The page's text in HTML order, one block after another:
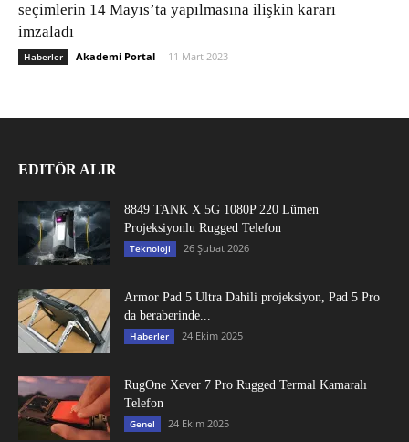
seçimlerin 14 Mayıs’ta yapılmasına ilişkin kararı
imzaladı
Haberler Akademi Portal - 11 Mart 2023
EDITÖR ALIR
8849 TANK X 5G 1080P 220 Lümen
Projeksiyonlu Rugged Telefon
Teknoloji 26 Şubat 2026
Armor Pad 5 Ultra Dahili projeksiyon, Pad 5 Pro
da beraberinde...
Haberler 24 Ekim 2025
RugOne Xever 7 Pro Rugged Termal Kamaralı
Telefon
Genel 24 Ekim 2025